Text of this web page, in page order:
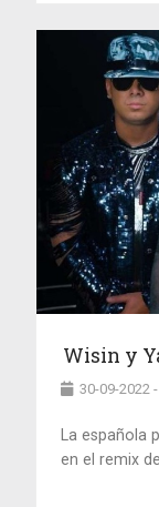
Wisin y
30-09-2022
La
en el remix